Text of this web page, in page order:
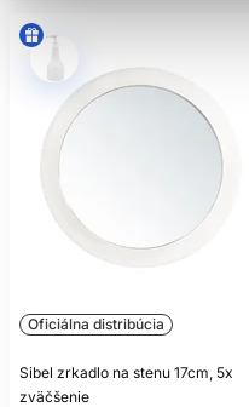
Oficiálna distribúcia
Sibel zrkadlo na stenu 17cm, 5x
zväčšenie